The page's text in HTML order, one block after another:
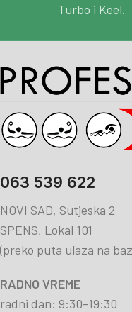
Turbo i Keel.
063 539 622
NOVI SAD, Sutjeska 2
SPENS, Lokal 101
(preko puta ulaza na
RADNO VREME
radni dan: 9:30-19:30